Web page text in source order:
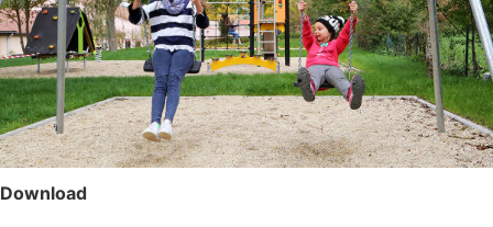
Download